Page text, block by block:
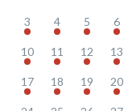
3 4 5 6
10 11 12 13
17 18 19 20